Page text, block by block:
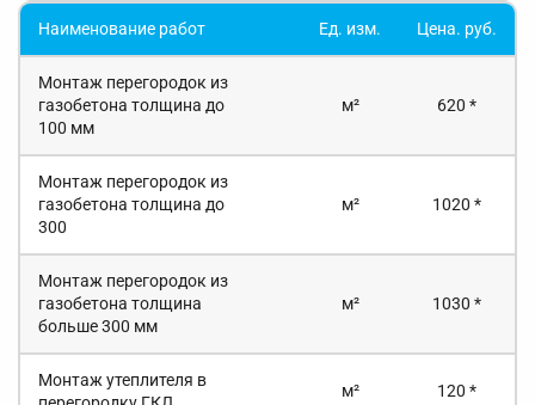
Наименование работ Ед. изм. Цена. руб.
Монтаж перегородок из
газобетона толщина до
100 мм
м² 620 *
Монтаж перегородок из
газобетона толщина до
300
м² 1020 *
Монтаж перегородок из
газобетона толщина
больше 300 мм
м² 1030 *
Монтаж утеплителя в
м² 120 *